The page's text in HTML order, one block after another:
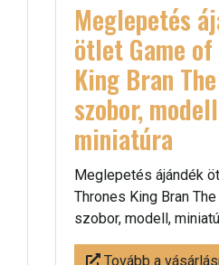
Meglepetés
ötlet Game
King Bran
szobor,
miniatúra
Meglepetés ájándék
Thrones King Bran
szobor, modell,
Tovább a